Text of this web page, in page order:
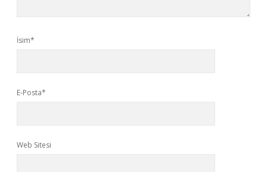
İsim*
E-Posta*
Web Sitesi